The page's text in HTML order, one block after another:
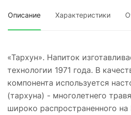
Описание Характеристики
«Тархун». Напиток
технологии 1971 года. В
компонента используется
(тархуна) - многолетнего
широко распространенного на